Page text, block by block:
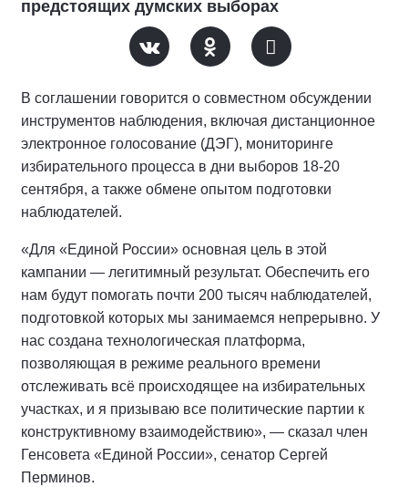
предстоящих думских выборах
В соглашении говорится о совместном обсуждении
инструментов наблюдения, включая дистанционное
электронное голосование (ДЭГ), мониторинге
избирательного процесса в дни выборов 18-20
сентября, а также обмене опытом подготовки
наблюдателей.
«Для «Единой России» основная цель в этой
кампании — легитимный результат. Обеспечить его
нам будут помогать почти 200 тысяч наблюдателей,
подготовкой которых мы занимаемся непрерывно. У
нас создана технологическая платформа,
позволяющая в режиме реального времени
отслеживать всё происходящее на избирательных
участках, и я призываю все политические партии к
конструктивному взаимодействию», — сказал член
Генсовета «Единой России», сенатор Сергей
Перминов.